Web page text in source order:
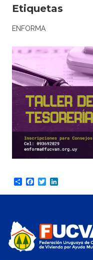
Etiquetas
ENFORMA
ShareFacebook
Twitter